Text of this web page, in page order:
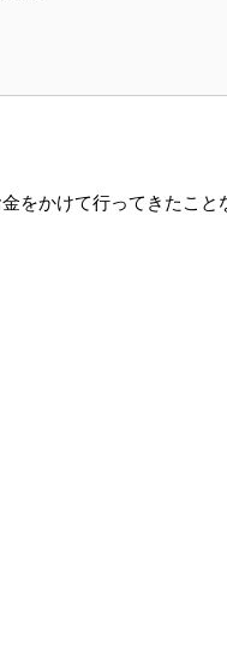
をかけて行ってきたこ